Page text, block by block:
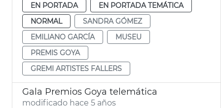
EN PORTADA
EN PORTADA TEMÁTICA
NORMAL
SANDRA GÓMEZ
EMILIANO GARCÍA
MUSEU
PREMIS GOYA
GREMI ARTISTES FALLERS
Gala Premios Goya telemática
modificado hace 5 años